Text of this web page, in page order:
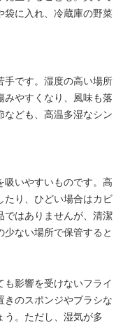
袋に入れ、冷蔵庫の野菜
です。湿度の高い場所
みやすくなり、風味も落
なども、高温多湿なシン
いやすいものです。高
たり、ひどい場合はカビ
ではありませんが、清潔
ない場所で保管すると
影響を受けないフライ
きのスポンジやブラシな
う。ただし、湿気が多